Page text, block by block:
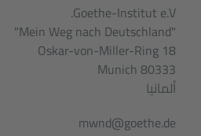
Goethe-Institut e.V.
"Mein Weg nach Deutschland"
Oskar-von-Miller-Ring 18
80333 Munich
ألمانيا
mwnd@goethe.de